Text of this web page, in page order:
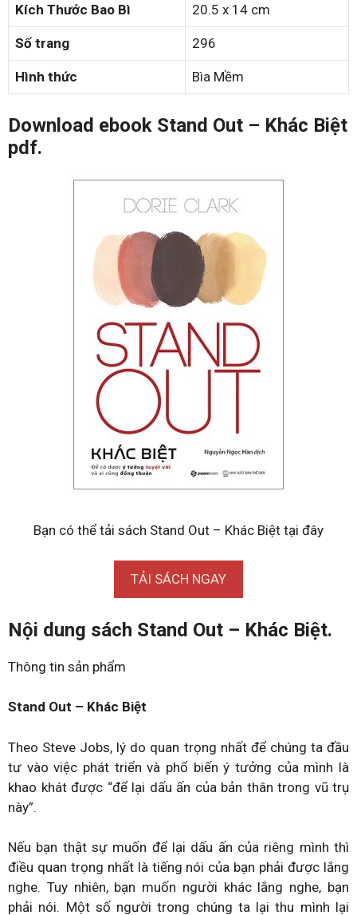
Kích Thước Bao Bì 20.5 x 14 cm
Số trang 296
Hình thức Bìa Mềm
Download ebook Stand Out – Khác Biệt
pdf.
Bạn có thể tải sách Stand Out – Khác Biệt tại đây
TẢI SÁCH NGAY
Nội dung sách Stand Out – Khác Biệt.
Thông tin sản phẩm
Stand Out – Khác Biệt
Theo Steve Jobs, lý do quan trọng nhất để chúng ta đầu
tư vào việc phát triển và phổ biến ý tưởng của mình là
khao khát được “để lại dấu ấn của bản thân trong vũ trụ
này”.
Nếu bạn thật sự muốn để lại dấu ấn của riêng mình thì
điều quan trọng nhất là tiếng nói của bạn phải được lắng
nghe. Tuy nhiên, bạn muốn người khác lắng nghe, bạn
phải nói. Một số người trong chúng ta lại thu mình lại